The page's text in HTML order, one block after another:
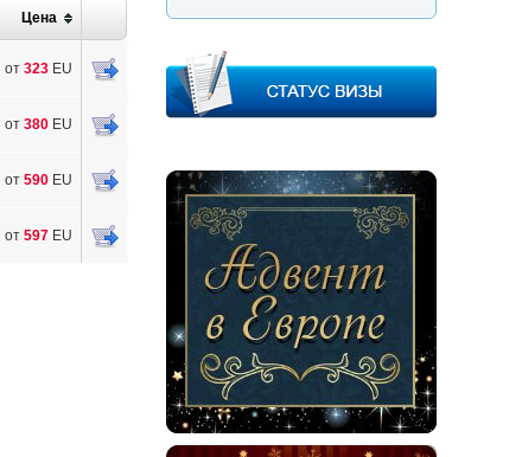
Цена
от 323 EU
от 380 EU
от 590 EU
от 597 EU